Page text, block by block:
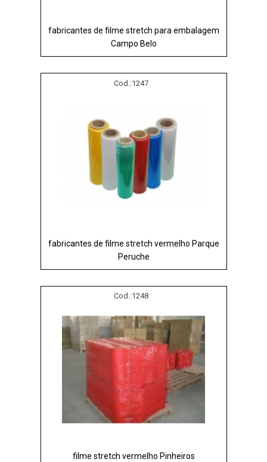
fabricantes de filme stretch para embalagem
Campo Belo
Cod.:1247
fabricantes de filme stretch vermelho Parque
Peruche
Cod.:1248
filme stretch vermelho Pinheiros